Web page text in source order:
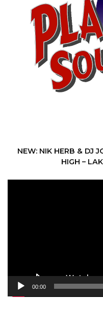
NEW: NIK HERB & DJ
HIGH –
00:00